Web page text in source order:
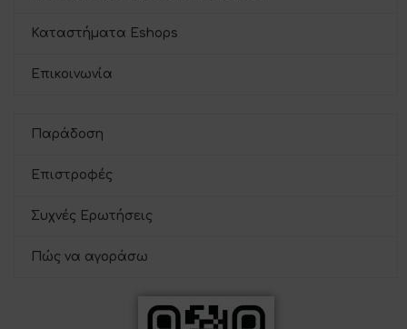
Καταστήματα Eshops
Επικοινωνία
Παράδοση
Επιστροφές
Συχνές Ερωτήσεις
Πώς να αγοράσω